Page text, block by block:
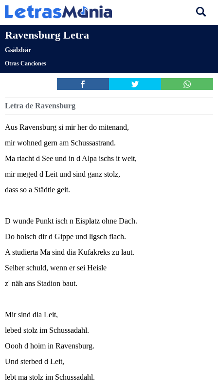
Ravensburg Letra
Gsälzbär
Otras Canciones
Letra de Ravensburg
Aus Ravensburg si mir her do mitenand,
mir wohned gern am Schussastrand.
Ma riacht d See und in d Alpa ischs it weit,
mir meged d Leit und sind ganz stolz,
dass so a Städtle geit.
D wunde Punkt isch n Eisplatz ohne Dach.
Do holsch dir d Gippe und ligsch flach.
A studierta Ma sind dia Kufakreks zu laut.
Selber schuld, wenn er sei Heisle
z' näh ans Stadion baut.
Mir sind dia Leit,
lebed stolz im Schussadahl.
Oooh d hoim in Ravensburg.
Und sterbed d Leit,
lebt ma stolz im Schussadahl.